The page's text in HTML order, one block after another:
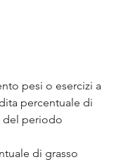
percentuale di
del periodo
di grasso